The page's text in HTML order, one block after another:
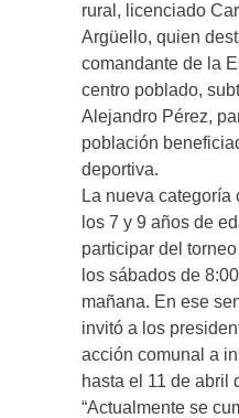
rural, licenciado
Argüello, quien
comandante de la
centro poblado,
Alejandro Pérez,
población
deportiva.
La nueva
los 7 y 9 años de
participar del
los sábados de
mañana. En ese
invitó a los
acción comunal a
hasta el 11 de abril
“Actualmente se